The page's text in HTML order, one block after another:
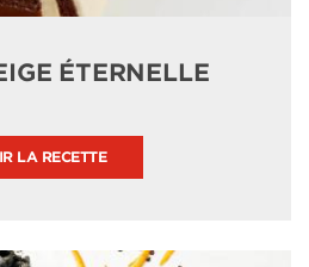
ÉTERNELLE
LA RECETTE